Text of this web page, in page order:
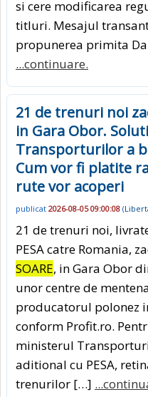
si cere modificarea
titluri. Mesajul
propunerea primita
...continuare.
21 de trenuri noi
in Gara Obor.
Transporturilor a
Cum vor fi platite
rute vor acoperi
publicat 2026-08-05 09:00:08 (
21 de trenuri noi,
PESA catre Romania,
SOARE, in Gara Obor
unor centre de
producatorul polonez
conform Profit.ro.
ministerul
aditional cu PESA,
trenurilor […]